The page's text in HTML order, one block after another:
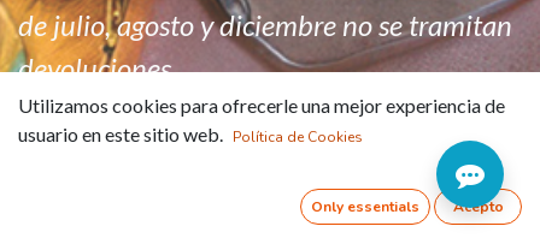
de julio, agosto y diciembre no se tramitan
devoluciones.
Utilizamos cookies para ofrecerle una mejor experiencia de
usuario en este sitio web. Política de Cookies
Only essentials Acepto